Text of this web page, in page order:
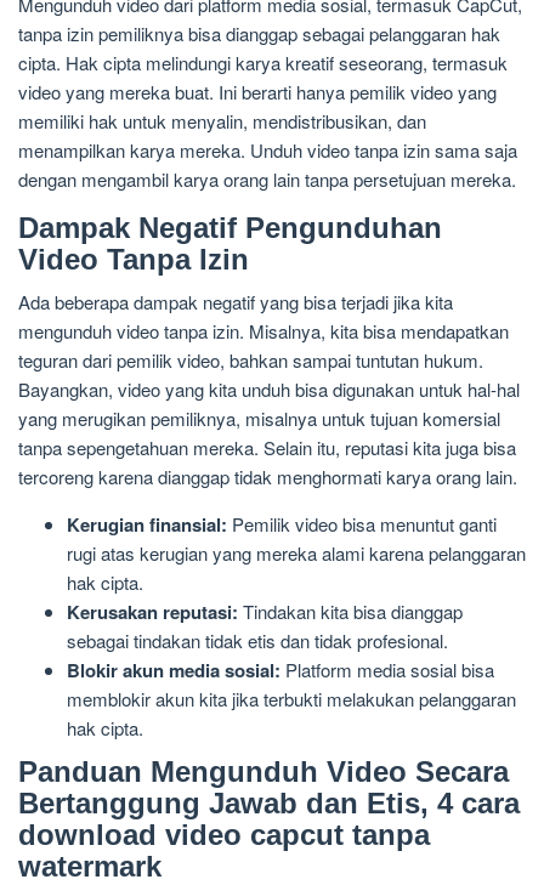
tanpa izin pemiliknya bisa dianggap sebagai pelanggaran hak
cipta. Hak cipta melindungi karya kreatif seseorang, termasuk
video yang mereka buat. Ini berarti hanya pemilik video yang
memiliki hak untuk menyalin, mendistribusikan, dan
menampilkan karya mereka. Unduh video tanpa izin sama saja
dengan mengambil karya orang lain tanpa persetujuan mereka.
Dampak Negatif Pengunduhan
Video Tanpa Izin
Ada beberapa dampak negatif yang bisa terjadi jika kita
mengunduh video tanpa izin. Misalnya, kita bisa mendapatkan
teguran dari pemilik video, bahkan sampai tuntutan hukum.
Bayangkan, video yang kita unduh bisa digunakan untuk hal-hal
yang merugikan pemiliknya, misalnya untuk tujuan komersial
tanpa sepengetahuan mereka. Selain itu, reputasi kita juga bisa
tercoreng karena dianggap tidak menghormati karya orang lain.
Kerugian finansial: Pemilik video bisa menuntut ganti
rugi atas kerugian yang mereka alami karena pelanggaran
hak cipta.
Kerusakan reputasi: Tindakan kita bisa dianggap
sebagai tindakan tidak etis dan tidak profesional.
Blokir akun media sosial: Platform media sosial bisa
memblokir akun kita jika terbukti melakukan pelanggaran
hak cipta.
Panduan Mengunduh Video Secara
Bertanggung Jawab dan Etis, 4 cara
download video capcut tanpa
watermark